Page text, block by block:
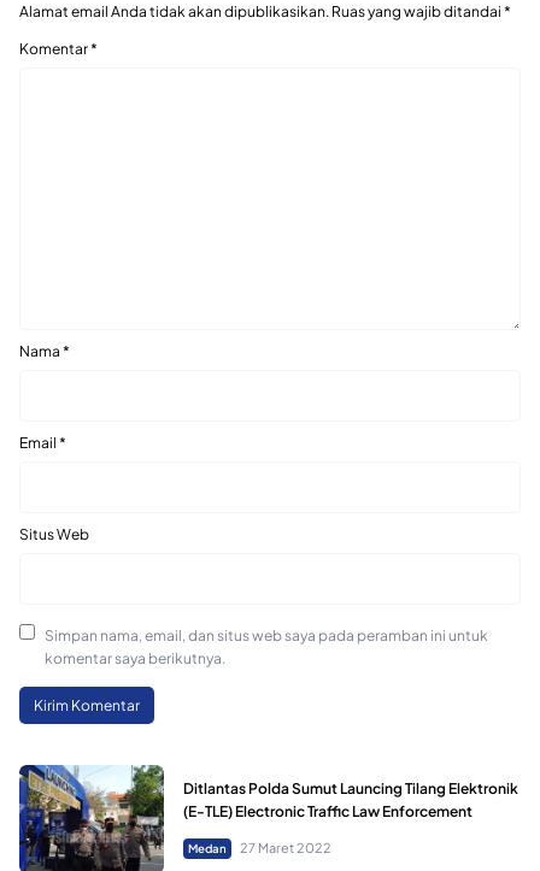
Alamat email Anda tidak akan dipublikasikan. Ruas yang wajib ditandai *
Komentar*
Nama *
Email *
Situs Web
Simpan nama, email, dan situs web saya pada peramban ini untuk
komentar saya berikutnya.
Ditlantas Polda Sumut Launcing Tilang Elektronik
(E-TLE) Electronic Traffic Law Enforcement
Medan 27 Maret 2022